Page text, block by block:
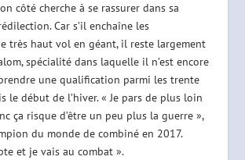
côté cherche à se rassurer dans sa
Car s’il enchaîne les
très haut vol en géant, il reste largement
spécialité dans laquelle il n’est encore
une qualification parmi les trente
le début de l’hiver. « Je pars de plus loin
ça risque d’être un peu plus la guerre »,
du monde de combiné en 2017.
et je vais au combat ».